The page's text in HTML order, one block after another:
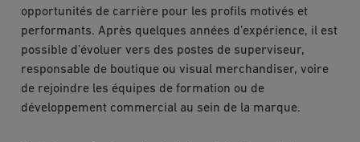
opportunités de carrière pour les profils motivés et
performants. Après quelques années d’expérience, il est
possible d’évoluer vers des postes de superviseur,
responsable de boutique ou visual merchandiser, voire
de rejoindre les équipes de formation ou de
développement commercial au sein de la marque.